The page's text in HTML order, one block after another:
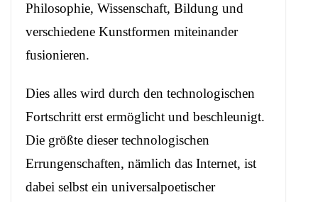
Philosophie, Wissenschaft, Bildung und
verschiedene Kunstformen miteinander
fusionieren.
Dies alles wird durch den technologischen
Fortschritt erst ermöglicht und beschleunigt.
Die größte dieser technologischen
Errungenschaften, nämlich das Internet, ist
dabei selbst ein universalpoetischer